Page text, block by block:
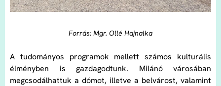
Forrás: Mgr. Ollé Hajnalka
A tudományos programok mellett számos kulturális
élményben is gazdagodtunk. Milánó városában
megcsodálhattuk a dómot, illetve a belvárost, valamint